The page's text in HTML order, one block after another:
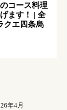
コース料理
ます！ | 全
クエ四条烏
年4月